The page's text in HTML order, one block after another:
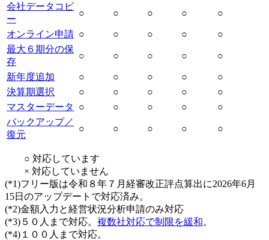
会社データコピ
ー
○ ○ ○ ○ ○
オンライン申請 ○ ○ ○ ○
○
最大６期分の保
存
○ ○ ○ ○ ○
新年度追加 ○ ○ ○ ○
○
決算期選択
○ ○ ○ ○
○
マスターデータ
○ ○ ○ ○
○
バックアップ／
復元
○ ○ ○ ○ ○
○ 対応しています
× 対応していません
(*1)フリー版は令和８年７月経審改正評点算出に2026年6月
15日のアップデートで対応済み。
(*2)金額入力と経営状況分析申請のみ対応
(*3)５０人まで対応。 複数社対応で制限を緩和。
(*4)１００人まで対応。